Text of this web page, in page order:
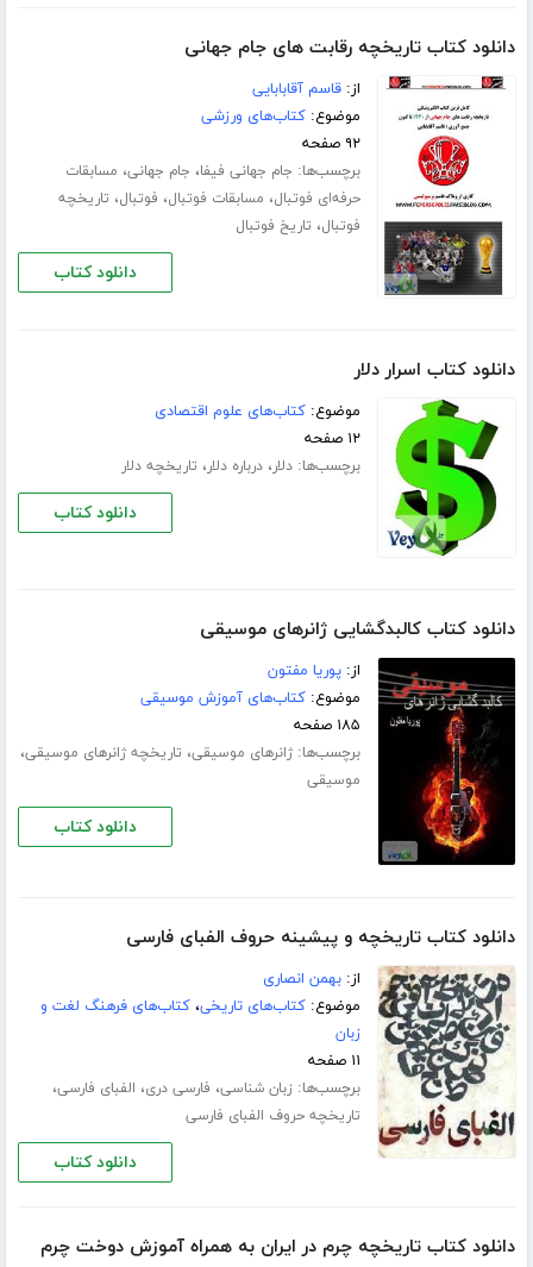
دانلود کتاب تاریخچه رقابت های جام جهانی
از:قاسم آقابابایی
موضوع:کتاب‌های ورزشی
۹۲ صفحه
برچسب‌ها: جام جهانی فیفا، جام جهانی، مسابقات
حرفه‌ای فوتبال، مسابقات فوتبال، فوتبال، تاریخچه
فوتبال، تاریخ فوتبال
دانلود کتاب
دانلود کتاب اسرار دلار
موضوع:کتاب‌های علوم اقتصادی
۱۲ صفحه
برچسب‌ها:دلار،درباره دلار، تاریخچه دلار
دانلود کتاب
دانلود کتاب کالبدگشایی ژانرهای موسیقی
از:پوریا مفتون
موضوع:کتاب‌های آموزش موسیقی
۱۸۵ صفحه
برچسب‌ها:ژانرهای موسیقی، تاریخچه ژانرهای موسیقی،
موسیقی
دانلود کتاب
دانلود کتاب تاریخچه و پیشینه حروف الفبای فارسی
از:بهمن انصاری
موضوع:کتاب‌های تاریخی،کتاب‌های فرهنگ لغت و
زبان
۱۱ صفحه
برچسب‌ها: زبان شناسی، فارسی دری، الفبای فارسی،
تاریخچه حروف الفبای فارسی
دانلود کتاب
دانلود کتاب تاریخچه چرم در ایران به همراه آموزش دوخت چرم